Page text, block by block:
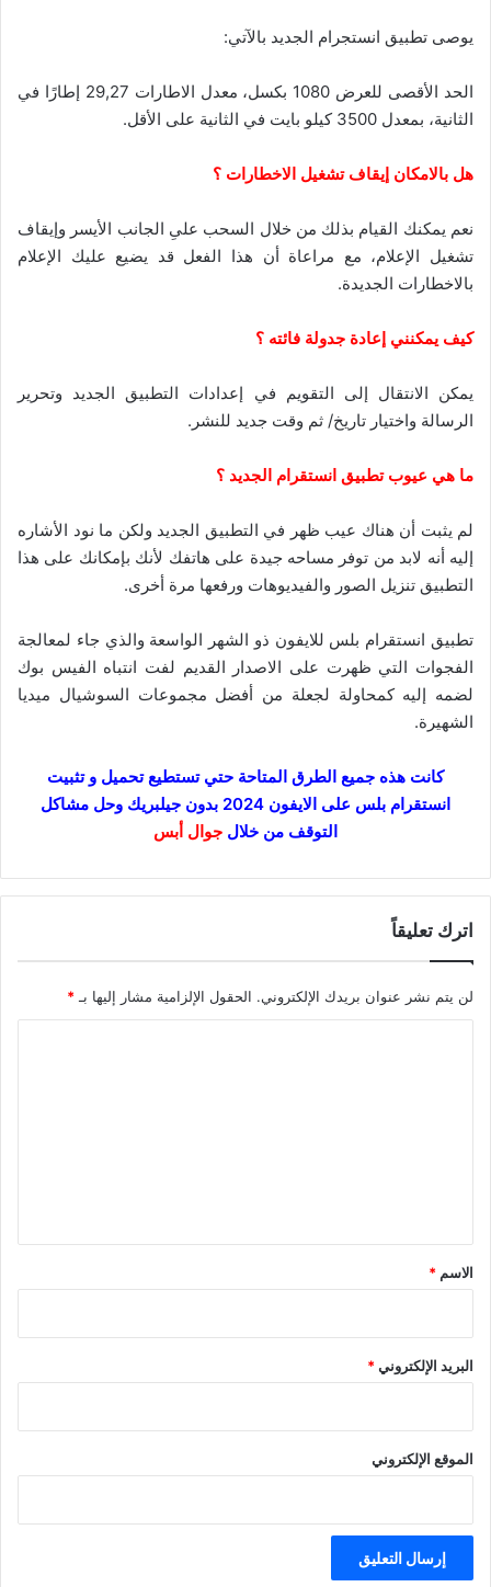
يوصى تطبيق انستجرام الجديد بالآتي:
الحد الأقصى للعرض 1080 بكسل، معدل الاطارات 29,27 إطارًا في
الثانية، بمعدل 3500 كيلو بايت في الثانية على الأقل.
هل بالامكان إيقاف تشغيل الاخطارات ؟
نعم يمكنك القيام بذلك من خلال السحب علىِ الجانب الأيسر وإيقاف
تشغيل الإعلام، مع مراعاة أن هذا الفعل قد يضيع عليك الإعلام
بالاخطارات الجديدة.
كيف يمكنني إعادة جدولة فائته ؟
يمكن الانتقال إلى التقويم في إعدادات التطبيق الجديد وتحرير
الرسالة واختيار تاريخ/ ثم وقت جديد للنشر.
ما هي عيوب تطبيق انستقرام الجديد ؟
لم يثبت أن هناك عيب ظهر في التطبيق الجديد ولكن ما نود الأشاره
إليه أنه لابد من توفر مساحه جيدة على هاتفك لأنك بإمكانك على هذا
التطبيق تنزيل الصور والفيديوهات ورفعها مرة أخرى.
تطبيق انستقرام بلس للايفون ذو الشهر الواسعة والذي جاء لمعالجة
الفجوات التي ظهرت على الاصدار القديم لفت انتباه الفيس بوك
لضمه إليه كمحاولة لجعلة من أفضل مجموعات السوشيال ميديا
الشهيرة.
كانت هذه جميع الطرق المتاحة حتي تستطيع تحميل و تثبيت
انستقرام بلس على الايفون 2024 بدون جيلبريك وحل مشاكل
التوقف من خلال جوال أبس
اترك تعليقاً
لن يتم نشر عنوان بريدك الإلكتروني. الحقول الإلزامية مشار إليها بـ *
*
الاسم *
البريد الإلكتروني*
الموقع الإلكتروني